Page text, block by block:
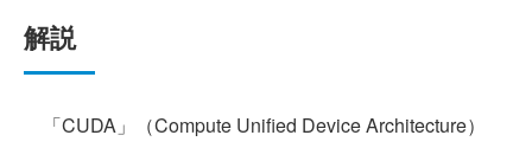
解説
「CUDA」（Compute Unified Device Architecture）